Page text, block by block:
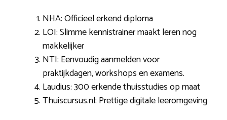
NHA: Officieel erkend diploma
LOI: Slimme kennistrainer maakt leren nog
makkelijker
NTI: Eenvoudig aanmelden voor
praktijkdagen, workshops en examens.
Laudius: 300 erkende thuisstudies op maat
Thuiscursus.nl: Prettige digitale leeromgeving